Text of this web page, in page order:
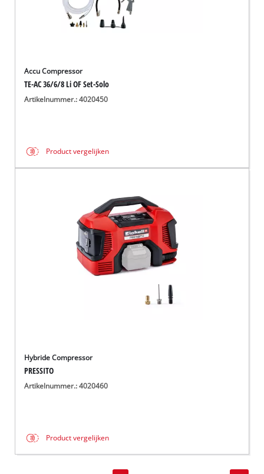
Accu Compressor
TE-AC 36/6/8 Li OF Set-Solo
Artikelnummer.: 4020450
Product vergelijken
Hybride Compressor
PRESSITO
Artikelnummer.: 4020460
Product vergelijken